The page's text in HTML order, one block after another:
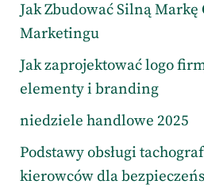
Jak Zbudować Silną Markę
Marketingu
Jak zaprojektować logo
elementy i branding
niedziele handlowe 2025
Podstawy obsługi
kierowców dla